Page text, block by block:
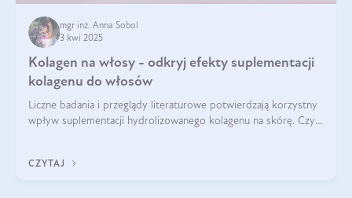
mgr inż. Anna Sobol
3 kwi 2025
Kolagen na włosy - odkryj efekty suplementacji
kolagenu do włosów
Liczne badania i przeglądy literaturowe potwierdzają korzystny
wpływ suplementacji hydrolizowanego kolagenu na skórę. Czy
CZYTAJ